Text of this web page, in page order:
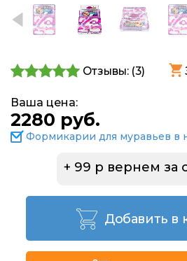
Отзывы: (3)
Ваша цена:
2280 руб.
Формикарии для муравьев в
+ 99 р вернем за
Добавить в